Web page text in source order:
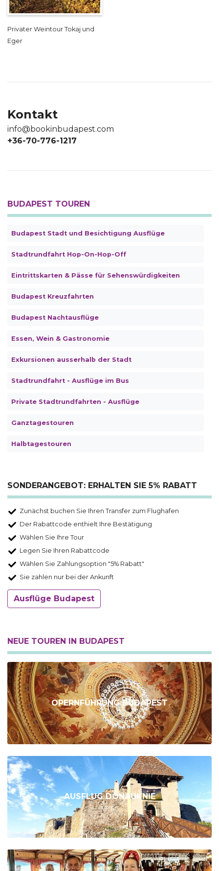
Privater Weintour Tokaj und
Eger
Kontakt
info@bookinbudapest.com
+36-70-776-1217
BUDAPEST TOUREN
Budapest Stadt und Besichtigung Ausflüge
Stadtrundfahrt Hop-On-Hop-Off
Eintrittskarten & Pässe für Sehenswürdigkeiten
Budapest Kreuzfahrten
Budapest Nachtausflüge
Essen, Wein & Gastronomie
Exkursionen ausserhalb der Stadt
Stadtrundfahrt - Ausflüge im Bus
Private Stadtrundfahrten - Ausflüge
Ganztagestouren
Halbtagestouren
SONDERANGEBOT: ERHALTEN SIE 5% RABATT
Zunächst buchen Sie Ihren Transfer zum Flughafen
Der Rabattcode enthielt Ihre Bestätigung
Wählen Sie Ihre Tour
Legen Sie Ihren Rabattcode
Wählen Sie Zahlungsoption "5% Rabatt"
Sie zahlen nur bei der Ankunft
Ausflüge Budapest
NEUE TOUREN IN BUDAPEST
OPERNFÜHRUNG BUDAPEST
AUSFLUG DONAUKNIE